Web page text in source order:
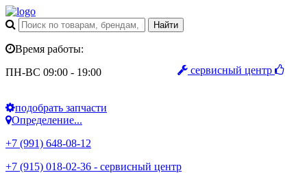
сервисный центр
Время работы:
ПН-ВС 09:00 - 19:00
подобрать запчасти
Определение...
+7 (991) 648-08-12
+7 (915) 018-02-36 - сервисный центр